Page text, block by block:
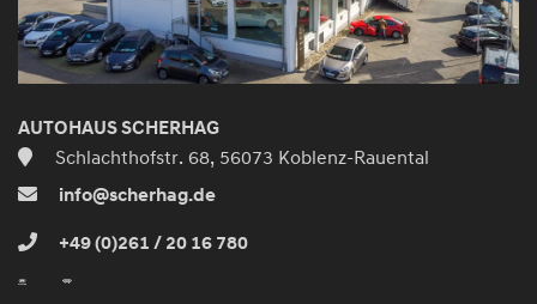
AUTOHAUS SCHERHAG
Schlachthofstr. 68, 56073 Koblenz-Rauental
info@scherhag.de
+49 (0)261 / 20 16 780